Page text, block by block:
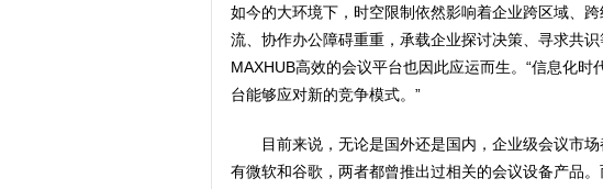
如今的大环境下，时空限制依然影响着企业跨区域、
流、协作办公障碍重重，承载企业探讨决策、寻求共
MAXHUB高效的会议平台也因此应运而生。“信息化
台能够应对新的竞争模式。”
目前来说，无论是国外还是国内，企业级会议市
有微软和谷歌，两者都曾推出过相关的会议设备产品